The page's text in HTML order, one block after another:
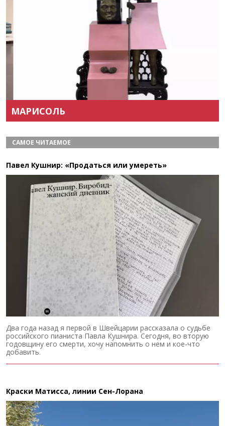
МАРИСОЛЬ
САМОЕ ЧИТАЕМОЕ
Павел Кушнир: «Продаться или умереть»
Два года назад я первой в Швейцарии рассказала о судьбе
российского пианиста Павла Кушнира. Сегодня, во вторую
годовщину его смерти, хочу напомнить о нем и кое-что
добавить.
Краски Матисса, линии Сен-Лорана